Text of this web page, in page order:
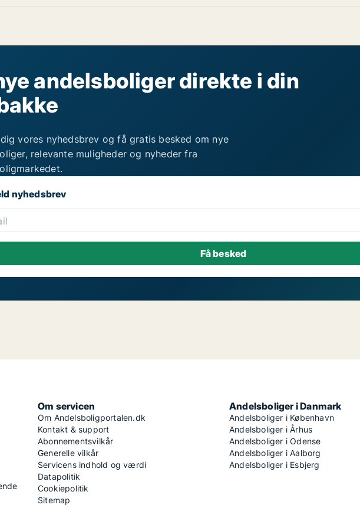
andelsboliger direkte i din
vores nyhedsbrev og få gratis besked om nye
relevante muligheder og nyheder fra
nyhedsbrev
Om servicen
Om Andelsboligportalen.dk
Kontakt & support
Abonnementsvilkår
Generelle vilkår
Servicens indhold og værdi
Datapolitik
Cookiepolitik
Sitemap
Andelsboliger i Danmark
Andelsboliger i København
Andelsboliger i Århus
Andelsboliger i Odense
Andelsboliger i Aalborg
Andelsboliger i Esbjerg